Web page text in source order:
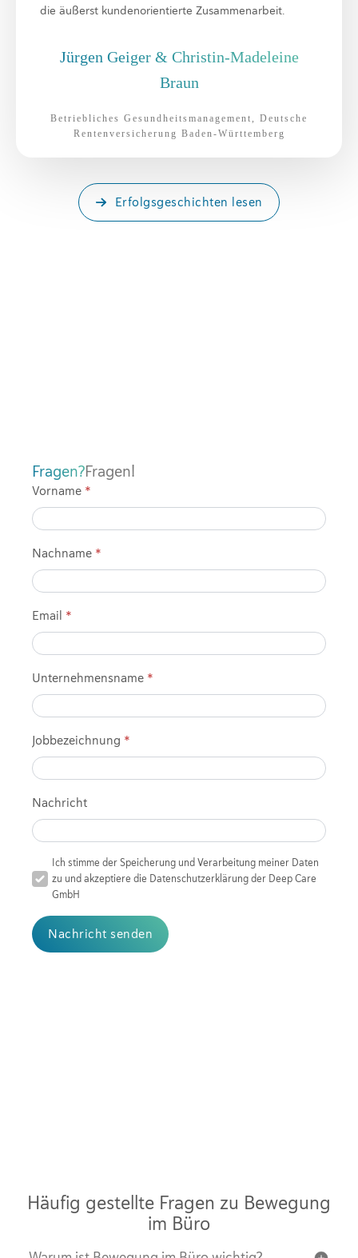
die äußerst kundenorientierte Zusammenarbeit.
Jürgen Geiger & Christin-Madeleine
Braun
Betriebliches Gesundheitsmanagement, Deutsche
Rentenversicherung Baden-Württemberg
Erfolgsgeschichten lesen
Fragen?Fragen!
Vorname *
Nachname *
Email *
Unternehmensname *
Jobbezeichnung *
Nachricht
Datenschutz
*
Ich stimme der Speicherung und Verarbeitung meiner Daten
zu und akzeptiere die Datenschutzerklärung der Deep Care
GmbH
Nachricht senden
Häufig gestellte Fragen zu Bewegung
im Büro